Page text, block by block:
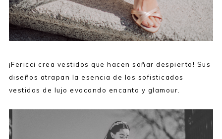
¡Fericci crea vestidos que hacen soñar despierto! Sus
diseños atrapan la esencia de los sofisticados
vestidos de lujo evocando encanto y glamour.